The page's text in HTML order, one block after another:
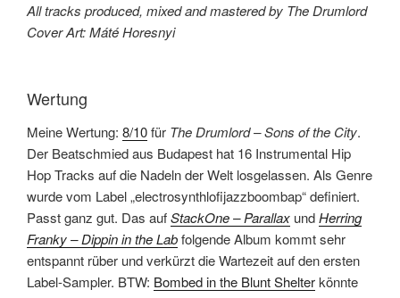
All tracks produced, mixed and mastered by The Drumlord
Cover Art: Máté Horesnyi
Wertung
Meine Wertung: 8/10für The Drumlord – Sons of the City.
Der Beatschmied aus Budapest hat 16 Instrumental Hip
Hop Tracks auf die Nadeln der Welt losgelassen. Als Genre
wurde vom Label „electrosynthlofijazzboombap“ definiert.
Passt ganz gut. Das aufStackOne – Parallax undHerring
Franky – Dippin in the Labfolgende Album kommt sehr
entspannt rüber und verkürzt die Wartezeit auf den ersten
Label-Sampler. BTW: Bombed in the Blunt Shelterkönnte